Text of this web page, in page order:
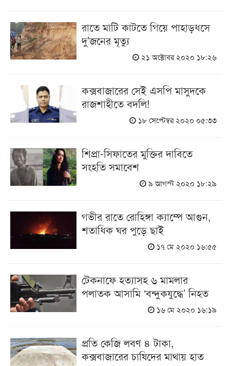
রাতে মাটি কাটতে গিয়ে পাহাড়ধসে
দু’জনের মৃত্যু
২১ অক্টোবর ২০২০ ১৮:২৬
কক্সবাজারের সেই এসপি মাসুদকে
রাজশাহীতে বদলি!
১৮ সেপ্টেম্বর ২০২০ ০৫:৩৩
শিপ্রা-সিফাতের মুক্তির দাবিতে
সংহতি সমাবেশ
৯ আগস্ট ২০২০ ১৮:২৯
গভীর রাতে রোহিঙ্গা ক্যাম্পে আগুন,
শতাধিক ঘর পুড়ে ছাই
১৭ মে ২০২০ ১৬:৫৫
টেকনাফে হত্যাসহ ৬ মামলার
পলাতক আসামি ‘বন্দুকযুদ্ধে’ নিহত
১৬ মে ২০২০ ১৬:১৯
প্রতি কেজি লবণ ৪ টাকা,
কক্সবাজারের চাষিদের মাথায় হাত